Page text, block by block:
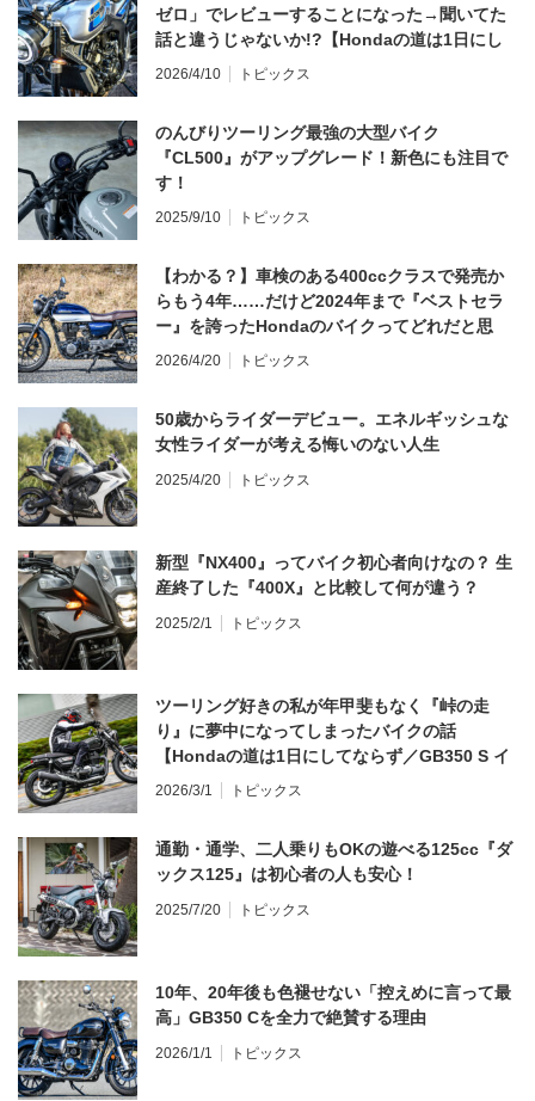
ゼロ」でレビューすることになった→聞いてた
話と違うじゃないか!?【Hondaの道は1日にし
てならず／CB1000F ①第一印象 編】
2026/4/10 トピックス
のんびりツーリング最強の大型バイク
『CL500』がアップグレード！新色にも注目で
す！
2025/9/10 トピックス
【わかる？】車検のある400ccクラスで発売か
らもう4年……だけど2024年まで『ベストセラ
ー』を誇ったHondaのバイクってどれだと思
う？
2026/4/20 トピックス
50歳からライダーデビュー。エネルギッシュな
女性ライダーが考える悔いのない人生
2025/4/20 トピックス
新型『NX400』ってバイク初心者向けなの？ 生
産終了した『400X』と比較して何が違う？
2025/2/1 トピックス
ツーリング好きの私が年甲斐もなく『峠の走
り』に夢中になってしまったバイクの話
【Hondaの道は1日にしてならず／GB350 S イ
ンプレ・レビュー 前編】
2026/3/1 トピックス
通勤・通学、二人乗りもOKの遊べる125cc『ダ
ックス125』は初心者の人も安心！
2025/7/20 トピックス
10年、20年後も色褪せない「控えめに言って最
高」GB350 Cを全力で絶賛する理由
2026/1/1 トピックス